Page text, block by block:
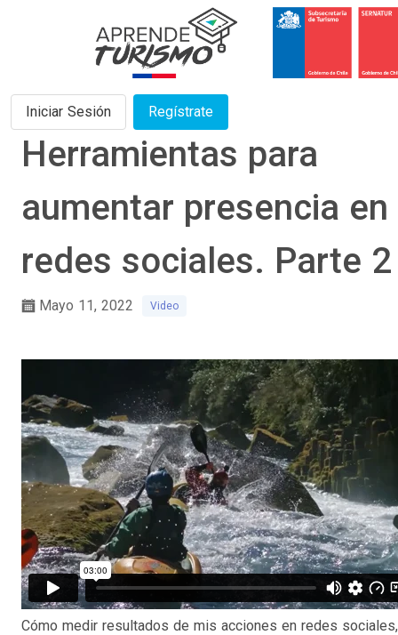
Iniciar Sesión Regístrate
Herramientas para
aumentar presencia en
redes sociales. Parte 2
Mayo 11, 2022 Video
Cómo medir resultados de mis acciones en redes